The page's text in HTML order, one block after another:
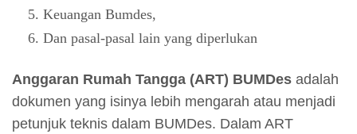
Keuangan Bumdes,
Dan pasal-pasal lain yang diperlukan
Anggaran Rumah Tangga (ART) BUMDes adalah
dokumen yang isinya lebih mengarah atau menjadi
petunjuk teknis dalam BUMDes. Dalam ART